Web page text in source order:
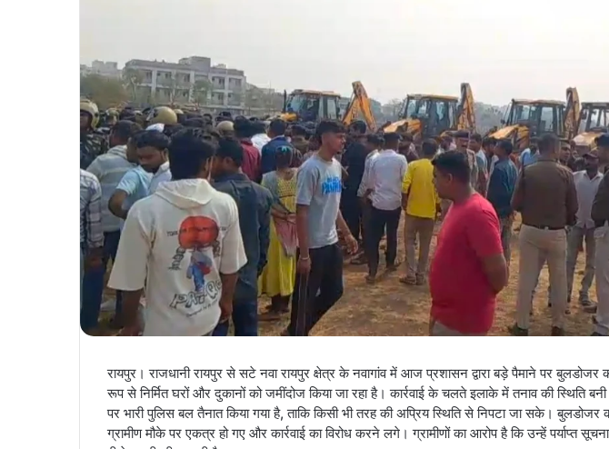
रायपुर। राजधानी रायपुर से सटे नवा रायपुर क्षेत्र के नवागांव में आज प्रशासन द्वारा बड़े पैमाने पर बुलडोजर
रूप से निर्मित घरों और दुकानों को जमींदोज किया जा रहा है। कार्रवाई के चलते इलाके में तनाव की स्थिति
पर भारी पुलिस बल तैनात किया गया है, ताकि किसी भी तरह की अप्रिय स्थिति से निपटा जा सके। बुलडोजर
ग्रामीण मौके पर एकत्र हो गए और कार्रवाई का विरोध करने लगे। ग्रामीणों का आरोप है कि उन्हें पर्याप्त